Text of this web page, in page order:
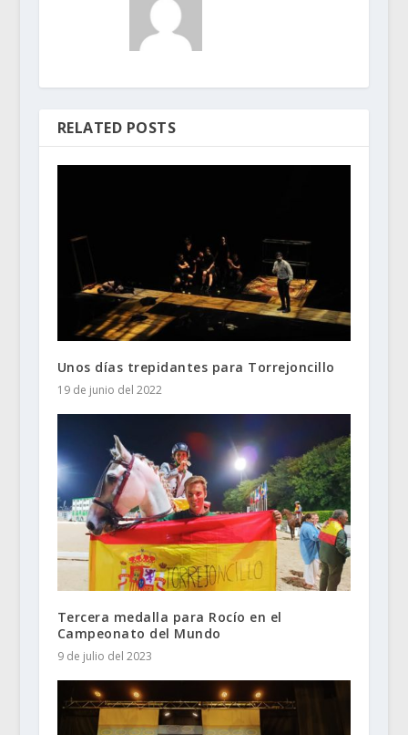
RELATED POSTS
Unos días trepidantes para Torrejoncillo
19 de junio del 2022
Tercera medalla para Rocío en el
Campeonato del Mundo
9 de julio del 2023